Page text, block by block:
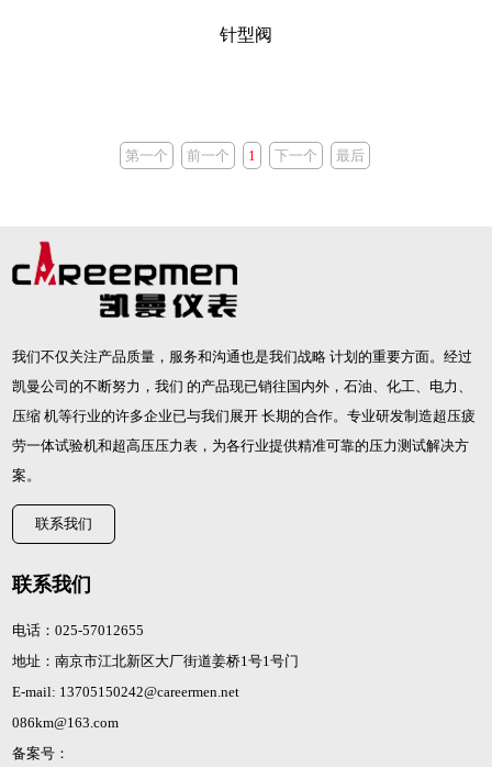
针型阀
第一个 前一个 1 下一个 最后
我们不仅关注产品质量，服务和沟通也是我们战略 计划的重要方面。经过
凯曼公司的不断努力，我们 的产品现已销往国内外，石油、化工、电力、
压缩 机等行业的许多企业已与我们展开 长期的合作。专业研发制造超压疲
劳一体试验机和超高压压力表 ，为各行业提供精准可靠的压力测试解决方
案。
联系我们
联系我们
电话：025-57012655
地址：南京市江北新区大厂街道姜桥1号1号门
E-mail: 13705150242@careermen.net
086km@163.com
备案号：